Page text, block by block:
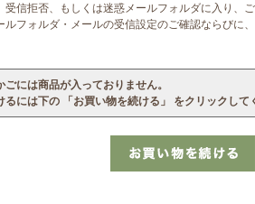
信拒否、もしくは迷惑メールフォルダに入り、
フォルダ・メールの受信設定のご確認ならびに
には商品が入っておりません。
るには下の 「お買い物を続ける」 をクリックして